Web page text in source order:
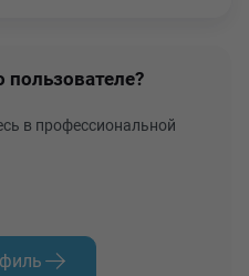
пользователе?
в профессиональной